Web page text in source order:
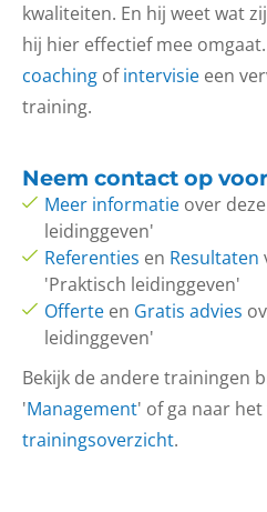
kwaliteiten. En hij weet wat
hij hier effectief mee
coaching ofintervisie een
training.
Neem contact op
Meer informatie over
leidinggeven'
Referenties en Resultaten
'Praktisch leidinggeven'
Offerte en Gratis advies
leidinggeven'
Bekijk de andere trainingen
'Management' of ga naar
trainingsoverzicht.